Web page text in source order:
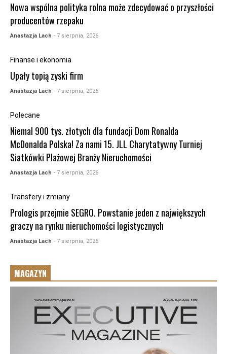
Nowa wspólna polityka rolna może zdecydować o przyszłości
producentów rzepaku
Anastazja Lach - 7 sierpnia, 2026
Finanse i ekonomia
Upały topią zyski firm
Anastazja Lach - 7 sierpnia, 2026
Polecane
Niemal 900 tys. złotych dla fundacji Dom Ronalda
McDonalda Polska! Za nami 15. JLL Charytatywny Turniej
Siatkówki Plażowej Branży Nieruchomości
Anastazja Lach - 7 sierpnia, 2026
Transfery i zmiany
Prologis przejmie SEGRO. Powstanie jeden z największych
graczy na rynku nieruchomości logistycznych
Anastazja Lach - 7 sierpnia, 2026
MAGAZYN